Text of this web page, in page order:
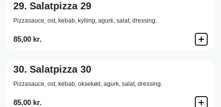
29. Salatpizza 29
Pizzasauce, ost, kebab, kylling, agurk, salat, dressing.
85,00 kr.
30. Salatpizza 30
Pizzasauce, ost, kebab, oksekød, agurk, salat, dressing.
85,00 kr.